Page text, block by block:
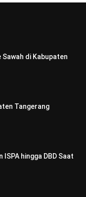
di Kabupaten
Tangerang
hingga DBD Saat